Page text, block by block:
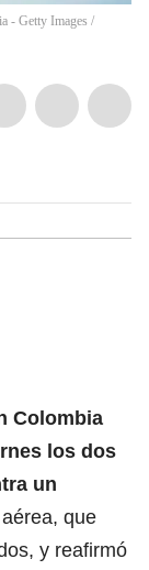
- Getty Images /
Colombia
los dos
un
que
y reafirmó